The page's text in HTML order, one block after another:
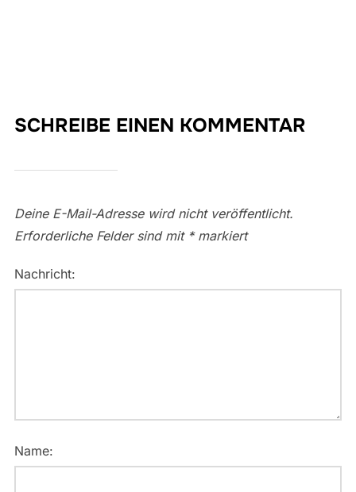
SCHREIBE EINEN KOMMENTAR
Deine E-Mail-Adresse wird nicht veröffentlicht.
Erforderliche Felder sind mit *markiert
Nachricht:
Name: